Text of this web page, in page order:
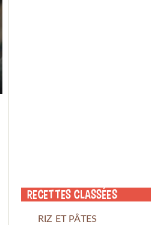
Recettes classées
RIZ ET PÂTES